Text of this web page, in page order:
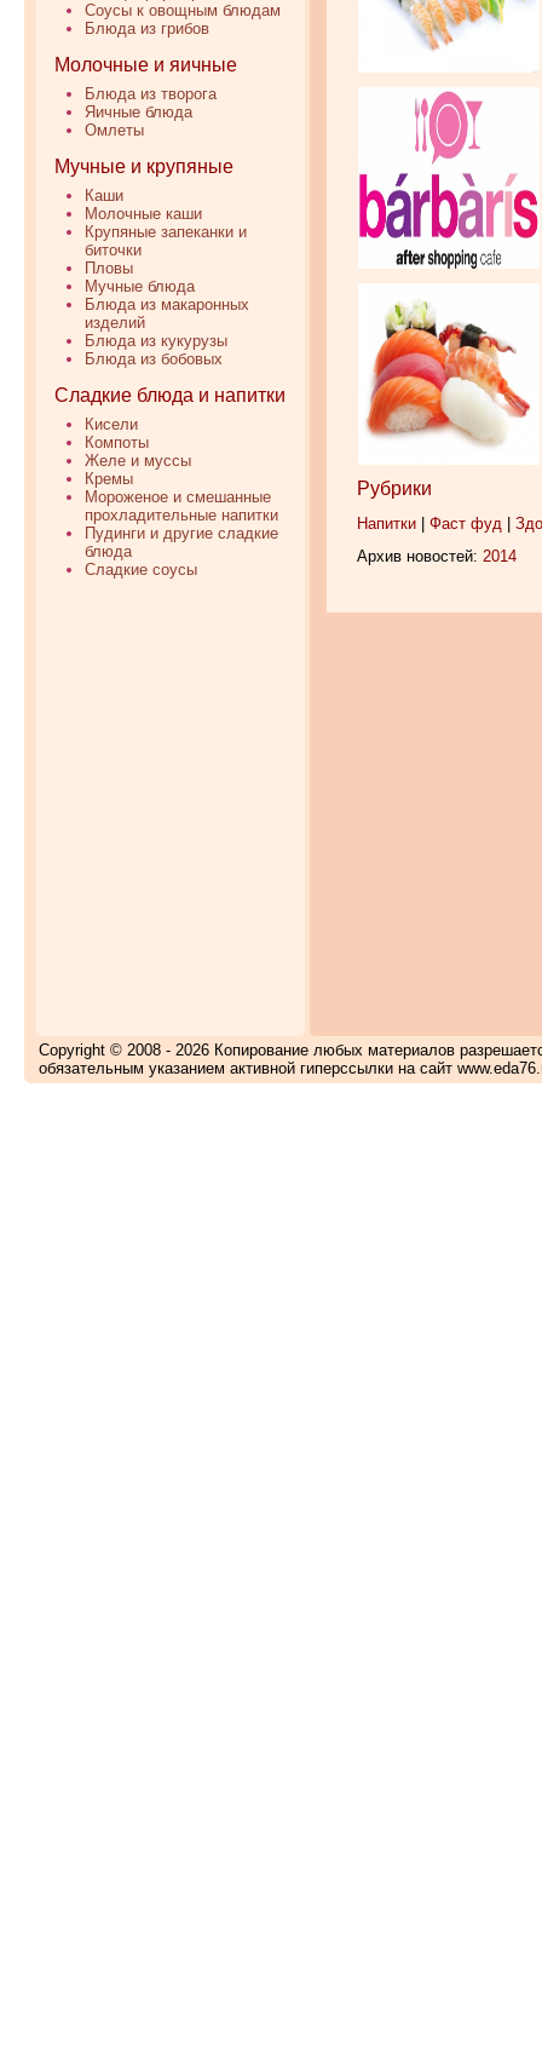
Соусы к овощным блюдам
Блюда из грибов
Молочные и яичные
Блюда из творога
Яичные блюда
Омлеты
Мучные и крупяные
Каши
Молочные каши
Крупяные запеканки и
биточки
Пловы
Мучные блюда
Блюда из макаронных
изделий
Блюда из кукурузы
Блюда из бобовых
Сладкие блюда и напитки
Кисели
Компоты
Желе и муссы
Кремы
Мороженое и смешанные
прохладительные напитки
Пудинги и другие сладкие
блюда
Сладкие соусы
Рубрики
Напитки Фаст фуд
Архив новостей: 2014
Copyright © 2008 - 2026 Копирование любых материалов
обязательным указанием активной гиперссылки на сайт